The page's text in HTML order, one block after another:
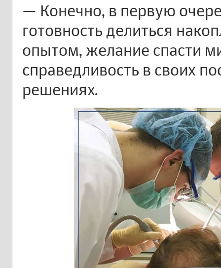
— Конечно, в первую
готовность делиться
опытом, желание спасти
справедливость в своих
решениях.